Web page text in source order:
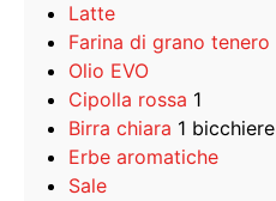
Latte
Farina di grano tenero
Olio EVO
Cipolla rossa 1
Birra chiara 1 bicchiere
Erbe aromatiche
Sale